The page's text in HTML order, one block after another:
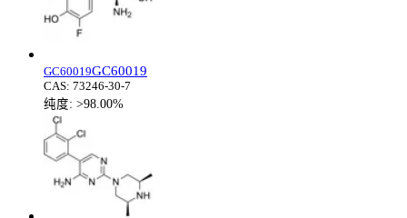
GC60019GC60019
CAS: 73246-30-7
纯度: >98.00%